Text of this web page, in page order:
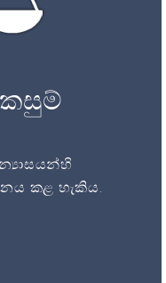
කළ හැකිය.